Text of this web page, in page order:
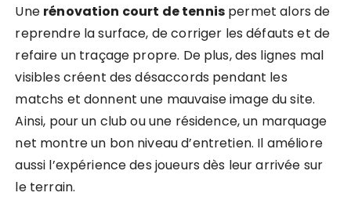
Une rénovation court de tennis permet alors de
reprendre la surface, de corriger les défauts et de
refaire un traçage propre. De plus, des lignes mal
visibles créent des désaccords pendant les
matchs et donnent une mauvaise image du site.
Ainsi, pour un club ou une résidence, un marquage
net montre un bon niveau d’entretien. Il améliore
aussi l’expérience des joueurs dès leur arrivée sur
le terrain.